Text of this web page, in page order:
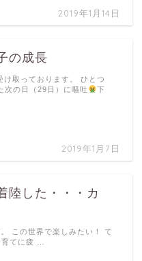
2019年1月14日
の成長
2019年1月7日
取っております。 ひとつ
次の日（29日）に嘔吐
下
陸した・・・カ
この世界で楽しみたい！ て
てに疲 …